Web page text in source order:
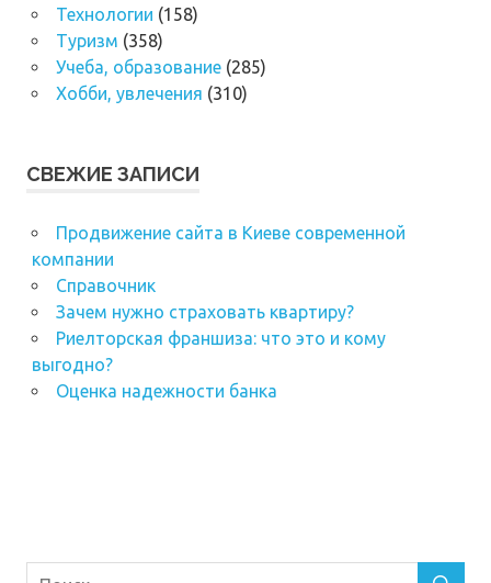
Технологии (158)
Туризм (358)
Учеба, образование(285)
Хобби, увлечения (310)
СВЕЖИЕ ЗАПИСИ
Продвижение сайта в Киеве современной
компании
Справочник
Зачем нужно страховать квартиру?
Риелторская франшиза: что это и кому
выгодно?
Оценка надежности банка